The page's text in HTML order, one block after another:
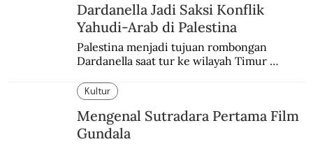
Dardanella Jadi Saksi Konflik
Yahudi-Arab di Palestina
Palestina menjadi tujuan rombongan
Dardanella saat tur ke wilayah Timur
ketegangan antara orang Yahudi dan
penduduk Arab.
Kultur
Mengenal Sutradara Pertama Film
Gundala